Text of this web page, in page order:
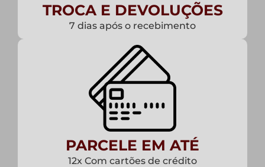
TROCA E DEVOLUÇÕES
7 dias após o recebimento
PARCELE EM ATÉ
12x Com cartões de crédito